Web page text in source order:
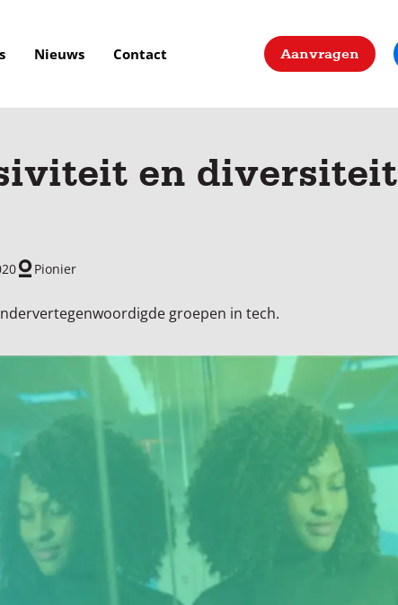
Nieuws Contact Aanvragen
en diversiteit
Pionier
groepen in tech.